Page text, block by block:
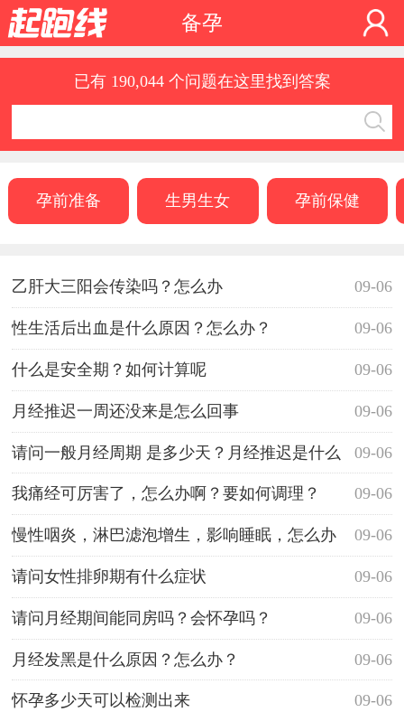
备孕
已有 190,044 个问题在这里找到答案
孕前准备 生男生女 孕前保健
09-06
乙肝大三阳会传染吗？怎么办
09-06
性生活后出血是什么原因？怎么办？
09-06
什么是安全期？如何计算呢
09-06
月经推迟一周还没来是怎么回事
09-06
请问一般月经周期 是多少天？月经推迟是什么
原因？ 09-06
我痛经可厉害了，怎么办啊？要如何调理？
09-06
慢性咽炎，淋巴滤泡增生，影响睡眠，怎么办
呀？ 09-06
请问女性排卵期有什么症状
09-06
请问月经期间能同房吗？会怀孕吗？
09-06
月经发黑是什么原因？怎么办？
09-06
怀孕多少天可以检测出来